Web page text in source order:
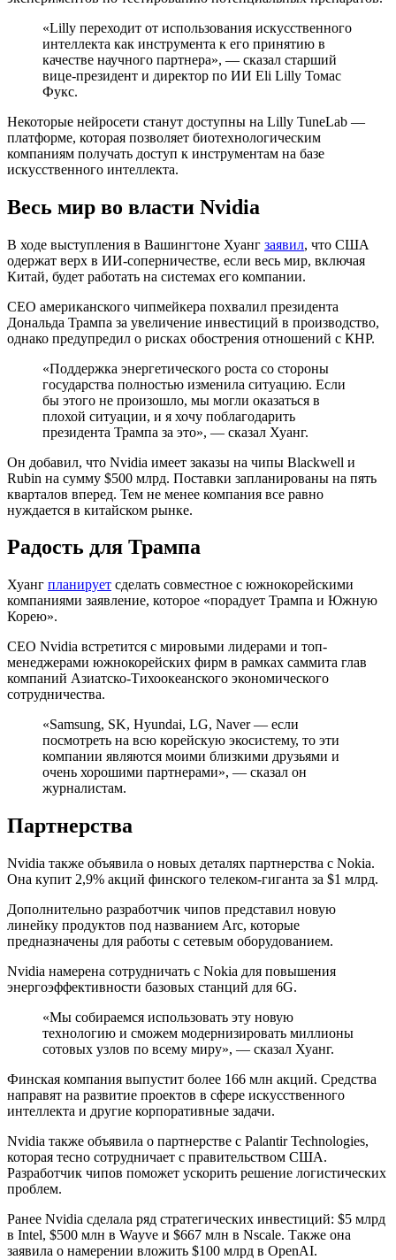
«Lilly переходит от использования искусственного
интеллекта как инструмента к его принятию в
качестве научного партнера», — сказал старший
вице-президент и директор по ИИ Eli Lilly Томас
Фукс.
Некоторые нейросети станут доступны на Lilly TuneLab —
платформе, которая позволяет биотехнологическим
компаниям получать доступ к инструментам на базе
искусственного интеллекта.
Весь мир во власти Nvidia
В ходе выступления в Вашингтоне Хуанг заявил, что США
одержат верх в ИИ-соперничестве, если весь мир, включая
Китай, будет работать на системах его компании.
CEO американского чипмейкера похвалил президента
Дональда Трампа за увеличение инвестиций в производство,
однако предупредил о рисках обострения отношений с КНР.
«Поддержка энергетического роста со стороны
государства полностью изменила ситуацию. Если
бы этого не произошло, мы могли оказаться в
плохой ситуации, и я хочу поблагодарить
президента Трампа за это», — сказал Хуанг.
Он добавил, что Nvidia имеет заказы на чипы Blackwell и
Rubin на сумму $500 млрд. Поставки запланированы на пять
кварталов вперед. Тем не менее компания все равно
нуждается в китайском рынке.
Радость для Трампа
Хуанг планирует сделать совместное с южнокорейскими
компаниями заявление, которое «порадует Трампа и Южную
Корею».
CEO Nvidia встретится с мировыми лидерами и топ-
менеджерами южнокорейских фирм в рамках саммита глав
компаний Азиатско-Тихоокеанского экономического
сотрудничества.
«Samsung, SK, Hyundai, LG, Naver — если
посмотреть на всю корейскую экосистему, то эти
компании являются моими близкими друзьями и
очень хорошими партнерами», — сказал он
журналистам.
Партнерства
Nvidia также объявила о новых деталях партнерства с Nokia.
Она купит 2,9% акций финского телеком-гиганта за $1 млрд.
Дополнительно разработчик чипов представил новую
линейку продуктов под названием Arc, которые
предназначены для работы с сетевым оборудованием.
Nvidia намерена сотрудничать с Nokia для повышения
энергоэффективности базовых станций для 6G.
«Мы собираемся использовать эту новую
технологию и сможем модернизировать миллионы
сотовых узлов по всему миру», — сказал Хуанг.
Финская компания выпустит более 166 млн акций. Средства
направят на развитие проектов в сфере искусственного
интеллекта и другие корпоративные задачи.
Nvidia также объявила о партнерстве с Palantir Technologies,
которая тесно сотрудничает с правительством США.
Разработчик чипов поможет ускорить решение логистических
проблем.
Ранее Nvidia сделала ряд стратегических инвестиций: $5 млрд
в Intel, $500 млн в Wayve и $667 млн в Nscale. Также она
заявила о намерении вложить $100 млрд в OpenAI.